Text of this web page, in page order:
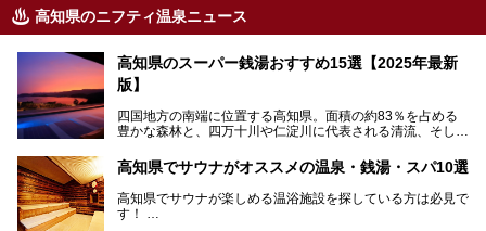
高知県のニフティ温泉ニュース
高知県のスーパー銭湯おすすめ15選【2025年最新
版】
四国地方の南端に位置する高知県。面積の約83％を占める
豊かな森林と、四万十川や仁淀川に代表される清流、そして
魅力がぎゅっと詰まった県です。
高知県はまた、カツオのたたきをはじめとする海産物や清流
で育つ川魚、大皿にごちそうがどっさり盛られた皿鉢料理、
柚子などの柑橘類、地酒といったグルメが充実していること
でも知られます。ここでは、温泉とあわせて自然の景観やグ
高知県でサウナがオススメの温泉・銭湯・スパ10選
高知県でサウナが楽しめる温浴施設を探している方は必見で
す！